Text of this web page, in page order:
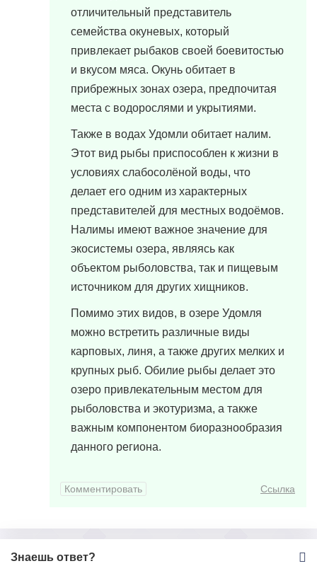
отличительный представитель
семейства окуневых, который
привлекает рыбаков своей боевитостью
и вкусом мяса. Окунь обитает в
прибрежных зонах озера, предпочитая
места с водорослями и укрытиями.
Также в водах Удомли обитает налим.
Этот вид рыбы приспособлен к жизни в
условиях слабосолёной воды, что
делает его одним из характерных
представителей для местных водоёмов.
Налимы имеют важное значение для
экосистемы озера, являясь как
объектом рыболовства, так и пищевым
источником для других хищников.
Помимо этих видов, в озере Удомля
можно встретить различные виды
карповых, линя, а также других мелких и
крупных рыб. Обилие рыбы делает это
озеро привлекательным местом для
рыболовства и экотуризма, а также
важным компонентом биоразнообразия
данного региона.
Комментировать Ссылка
Знаешь ответ?